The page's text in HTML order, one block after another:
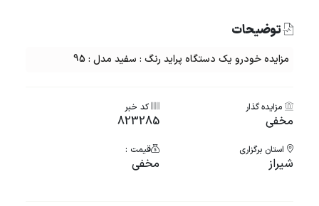
توضیحات
مزایده خودرو یک دستگاه پراید رنگ : سفید مدل : 95
مزایده گذار
مخفی
کد خبر
823285
استان برگزاری
شيراز
قیمت :
مخفی